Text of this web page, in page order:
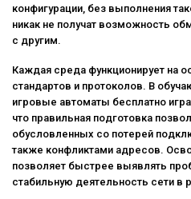
конфигурации, без выполнения
никак не получат возможность
с другим.
Каждая среда функционирует на
стандартов и протоколов. В
игровые автоматы бесплатно
что правильная подготовка
обусловленных со потерей
также конфликтами адресов.
позволяет быстрее выявлять
стабильную деятельность сети в